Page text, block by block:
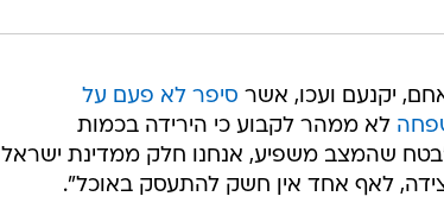
יקנעם ועכו, אשר סיפר לא פעם על
לא ממהר לקבוע כי הירידה בכמות
שהמצב משפיע, אנחנו חלק ממדינת ישראל
לאף אחד אין חשק להתעסק באוכל".